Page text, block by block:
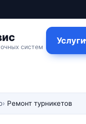
систем
Услуги
Ремонт турникетов